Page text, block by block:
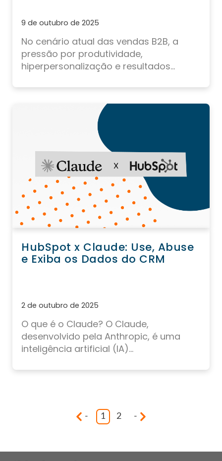
9 de outubro de 2025
No cenário atual das vendas B2B, a
pressão por produtividade,
hiperpersonalização e resultados...
HubSpot x Claude: Use, Abuse
e Exiba os Dados do CRM
2 de outubro de 2025
O que é o Claude? O Claude,
desenvolvido pela Anthropic, é uma
inteligência artificial (IA)...
- 1 2 -